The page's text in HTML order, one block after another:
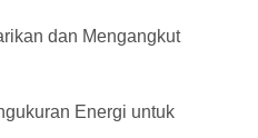
dan Mengangkut
Energi untuk